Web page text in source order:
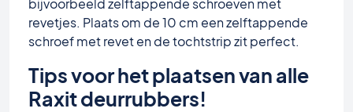
revetjes. Plaats om de 10 cm een zelftappende
schroef met revet en de tochtstrip zit perfect.
Tips voor het plaatsen van alle
Raxit deurrubbers!